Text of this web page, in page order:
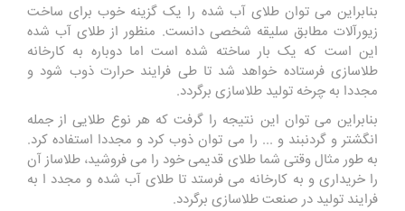
بنابراین می توان طلای آب شده را یک گزینه خوب برای ساخت
زیورآلات مطابق سلیقه شخصی دانست. منظور از طلای آب شده
این است که یک بار ساخته شده است اما دوباره به کارخانه
طلاسازی فرستاده خواهد شد تا طی فرایند حرارت ذوب شود و
مجددا به چرخه تولید طلاسازی برگردد.
بنابراین می توان این نتیجه را گرفت که هر نوع طلایی از جمله
انگشتر و گردنبند و ... را می توان ذوب کرد و مجددا استفاده کرد.
به طور مثال وقتی شما طلای قدیمی خود را می فروشید، طلاساز آن
را خریداری و به کارخانه می فرستد تا طلای آب شده و مجدد ا به
فرایند تولید در صنعت طلاسازی برگردد.